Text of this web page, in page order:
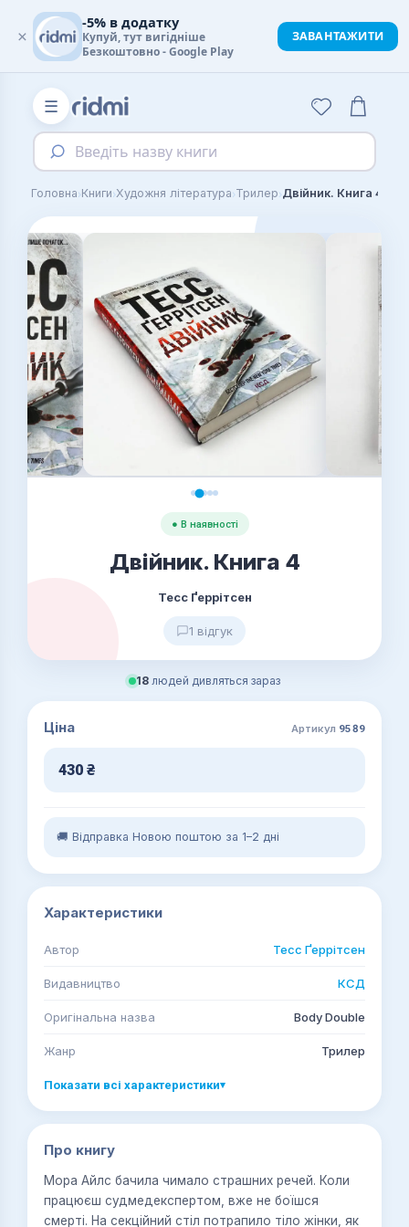
☰
Введіть назву книги
Головна›Книги›Художня література›Трилер›Двійник. Книга 4
● В наявності
Двійник. Книга 4
Тесс Ґеррітсен
1 відгук
18 людей дивляться зараз
Ціна Артикул 9589
430 ₴
🚚 Відправка Новою поштою за 1–2 дні
Характеристики
Автор Тесс Ґеррітсен
Видавництво КСД
Оригінальна назва Body Double
Жанр Трилер
Показати всі характеристики▾
Про книгу
Мора Айлс бачила чимало страшних речей. Коли
працюєш судмедекспертом, вже не боїшся
смерті. На секційний стіл потрапило тіло жінки, як
×
-5% в додатку
Купуй, тут вигідніше
Безкоштовно - Google Play
ЗАВАНТАЖИТИ